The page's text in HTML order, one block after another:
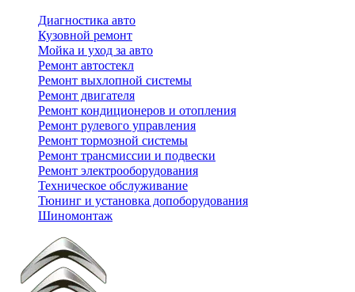
Диагностика авто
Кузовной ремонт
Мойка и уход за авто
Ремонт автостекл
Ремонт выхлопной системы
Ремонт двигателя
Ремонт кондиционеров и отопления
Ремонт рулевого управления
Ремонт тормозной системы
Ремонт трансмиссии и подвески
Ремонт электрооборудования
Техническое обслуживание
Тюнинг и установка допоборудования
Шиномонтаж